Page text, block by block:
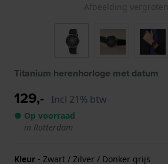
Afbeelding vergroten
Titanium herenhorloge met datum
129,- Incl 21% btw
● Op voorraad
in Rotterdam
Kleur - Zwart / Zilver / Donker grijs